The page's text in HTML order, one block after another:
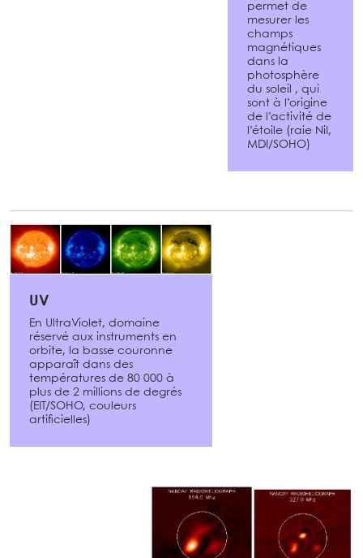
permet de
mesurer les
champs
magnétiques
dans la
photosphère
du soleil , qui
sont à l’origine
de l’activité de
l’étoile (raie NiI,
MDI/SOHO)
UV
En UltraViolet, domaine
réservé aux instruments en
orbite, la basse couronne
apparaît dans des
températures de 80 000 à
plus de 2 millions de degrés
(EIT/SOHO, couleurs
artificielles)